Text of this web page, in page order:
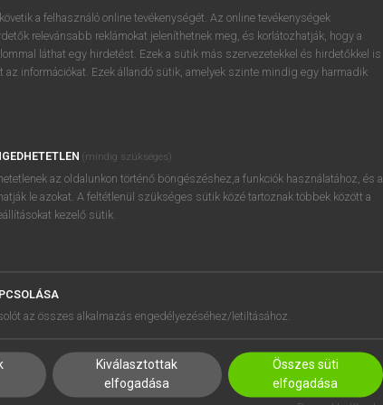
próbaverziójának elindításához
regisztrálok ésbelépek.
REGISZTRÁCIÓ
SÚGÓ
RÓLUNK
SÜTI BEÁLLÍTÁSOK
a felhasználó online tevékenységét. Az online tevékenységek
relevánsabb reklámokat jeleníthetnek meg, és korlátozhatják, hogy a
láthat egy hirdetést. Ezek a sütik más szervezetekkel és hirdetőkkel is
az információkat. Ezek állandó sütik, amelyek szinte mindig egy harmadik
(mindig szükséges)
az oldalunkon történő böngészéshez,a funkciók használatához, és a
le azokat. A feltétlenül szükséges sütik közé tartoznak többek között a
kezelő sütik.
az összes alkalmazás engedélyezéséhez/letiltásához.
Kiválasztottak
elfogadása
Összes süti
elfogadása